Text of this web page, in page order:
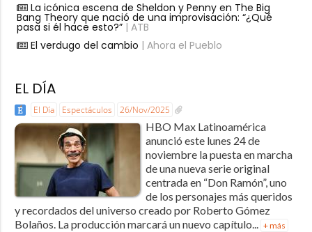
La icónica escena de Sheldon y Penny en The Big
Bang Theory que nació de una improvisación: “¿Qué
pasa si él hace esto?”| ATB
El verdugo del cambio | Ahora el Pueblo
EL DÍA
El Día Espectáculos 26/Nov/2025
HBO Max Latinoamérica
anunció este lunes 24 de
noviembre la puesta en marcha
de una nueva serie original
centrada en “Don Ramón”, uno
de los personajes más queridos
y recordados del universo creado por Roberto Gómez
Bolaños. La producción marcará un nuevo capítulo... + más